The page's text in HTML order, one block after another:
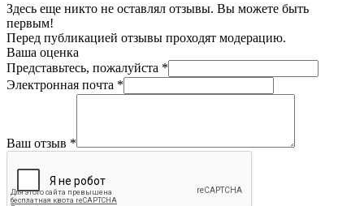
Здесь еще никто не оставлял отзывы. Вы можете быть
первым!
Перед публикацией отзывы проходят модерацию.
Ваша оценка
Представьтесь, пожалуйста *
Электронная почта *
Ваш отзыв *